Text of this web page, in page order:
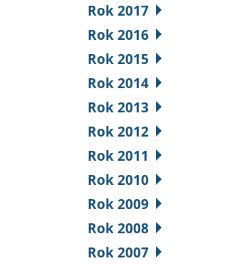
Rok 2017
Rok 2016
Rok 2015
Rok 2014
Rok 2013
Rok 2012
Rok 2011
Rok 2010
Rok 2009
Rok 2008
Rok 2007